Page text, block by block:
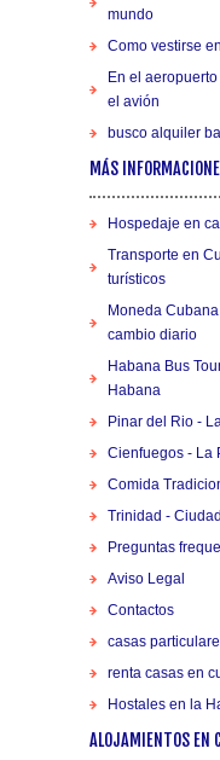
mundo
Como vestirse
En el
el avión
busco alquiler
MÁS
Hospedaje en
Transporte en
turísticos
Moneda
cambio diario
Habana Bus
Habana
Pinar del Rio -
Cienfuegos - La
Comida
Trinidad -
Preguntas
Aviso Legal
Contactos
casas
renta casas en
Hostales en la
ALOJAMIENTOS EN